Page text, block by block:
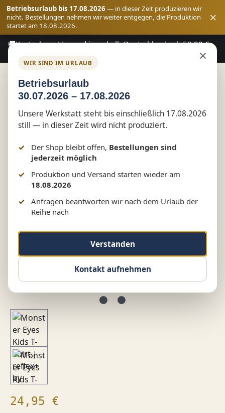
Zum Hauptinhalt springen
Betriebsurlaub bis 17.08.2026 — in dieser Zeit produzieren wir
nicht. Bestellungen nehmen wir weiter entgegen, die Produktion
startet am 18.08.2026.
×
×
WIR SIND IM URLAUB
Betriebsurlaub
30.07.2026 – 17.08.2026
Unsere Werkstatt steht bis einschließlich 17.08.2026
still — in dieser Zeit wird nicht produziert.
Der Shop bleibt offen, Bestellungen sind
jederzeit möglich
Produktion und Versand starten wieder am
18.08.2026
Anfragen beantworten wir nach dem Urlaub der
Reihe nach
Verstanden
Kontakt aufnehmen
🚚Kostenloser Versand innerhalb Deutschlands ab 59,90 €
Bestellwert
Shop reflect+
reflex+ by Marketing-MV
Bildergalerie überspringen
Regulärer Preis:
24,95 €